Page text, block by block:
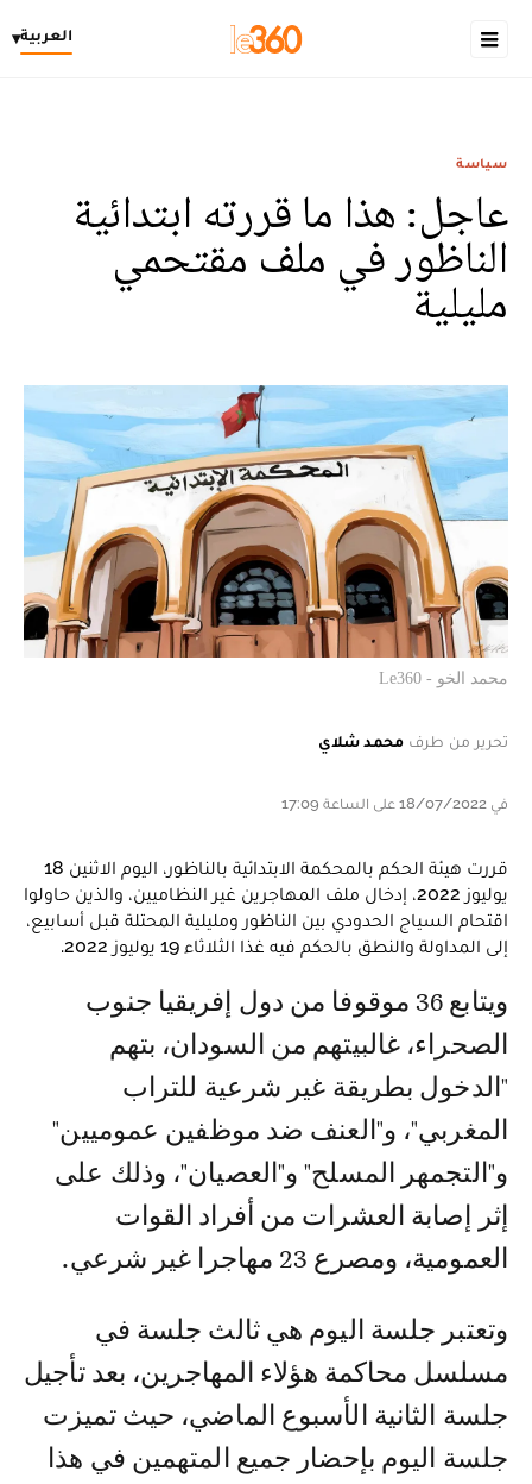
العربية▾
سياسة
عاجل: هذا ما قررته ابتدائية
الناظور في ملف مقتحمي
مليلية
محمد الخو - Le360
تحرير من طرف محمد شلاي
في 18/07/2022 على الساعة 17:09
قررت هيئة الحكم بالمحكمة الابتدائية بالناظور، اليوم الاثنين 18
يوليوز 2022، إدخال ملف المهاجرين غير النظاميين، والذين حاولوا
اقتحام السياج الحدودي بين الناظور ومليلية المحتلة قبل أسابيع،
إلى المداولة والنطق بالحكم فيه غذا الثلاثاء 19 يوليوز 2022.
ويتابع 36 موقوفا من دول إفريقيا جنوب
الصحراء، غالبيتهم من السودان، بتهم
"الدخول بطريقة غير شرعية للتراب
المغربي"، و"العنف ضد موظفين عموميين"
و"التجمهر المسلح" و"العصيان"، وذلك على
إثر إصابة العشرات من أفراد القوات
العمومية، ومصرع 23 مهاجرا غير شرعي.
وتعتبر جلسة اليوم هي ثالث جلسة في
مسلسل محاكمة هؤلاء المهاجرين، بعد تأجيل
جلسة الثانية الأسبوع الماضي، حيث تميزت
جلسة اليوم بإحضار جميع المتهمين في هذا